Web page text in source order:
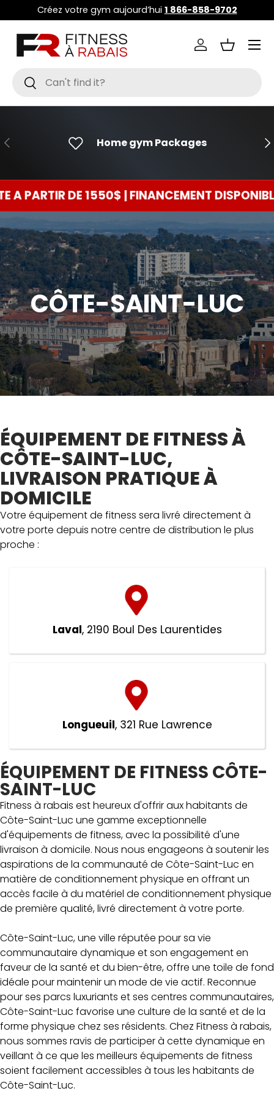
ALLER AU CONTENU
Créez votre gym aujourd’hui 1 866-858-9702
Recherche
Rechercher
Se connecter
Panier
Menu
PRÉCÉDENT Home gym Packages
DE 1550$ | FINANCEMENT DISPONIBLE 0$
CÔTE-SAINT-LUC
ÉQUIPEMENT DE FITNESS À
CÔTE-SAINT-LUC,
LIVRAISON PRATIQUE À
DOMICILE
Votre équipement de fitness sera livré directement à
votre porte depuis notre centre de distribution le plus
proche :
Laval, 2190 Boul Des Laurentides
Longueuil, 321 Rue Lawrence
ÉQUIPEMENT DE FITNESS CÔTE-
SAINT-LUC
Fitness à rabais est heureux d'offrir aux habitants de
Côte-Saint-Luc une gamme exceptionnelle
d'équipements de fitness, avec la possibilité d'une
livraison à domicile. Nous nous engageons à soutenir les
aspirations de la communauté de Côte-Saint-Luc en
matière de conditionnement physique en offrant un
accès facile à du matériel de conditionnement physique
de première qualité, livré directement à votre porte.
Côte-Saint-Luc, une ville réputée pour sa vie
communautaire dynamique et son engagement en
faveur de la santé et du bien-être, offre une toile de fond
idéale pour maintenir un mode de vie actif. Reconnue
pour ses parcs luxuriants et ses centres communautaires,
Côte-Saint-Luc favorise une culture de la santé et de la
forme physique chez ses résidents. Chez Fitness à rabais,
nous sommes ravis de participer à cette dynamique en
veillant à ce que les meilleurs équipements de fitness
soient facilement accessibles à tous les habitants de
Côte-Saint-Luc.